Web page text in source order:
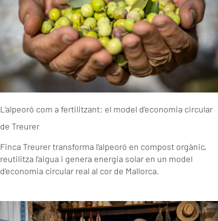
L’alpeoró com a fertilitzant: el model d’economia circular
de Treurer
Finca Treurer transforma l’alpeoró en compost orgànic,
reutilitza l’aigua i genera energia solar en un model
d’economia circular real al cor de Mallorca.